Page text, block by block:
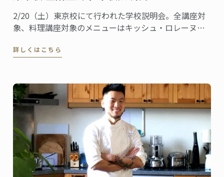
2/20（土）東京校にて行われた学校説明会。全講座対
象、料理講座対象のメニューはキッシュ・ロレーヌで
詳しくはこちら